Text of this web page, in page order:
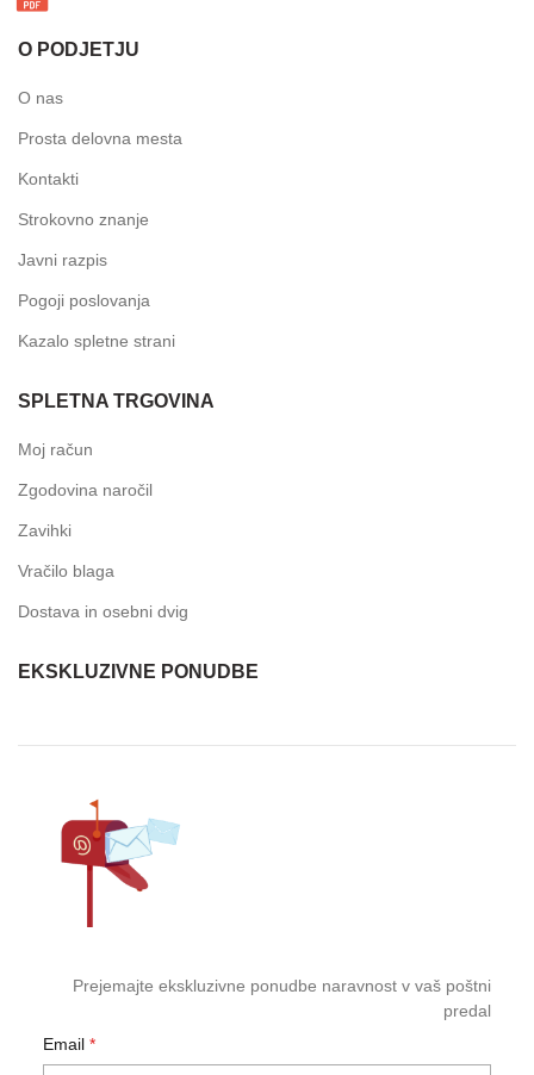
O PODJETJU
O nas
Prosta delovna mesta
Kontakti
Strokovno znanje
Javni razpis
Pogoji poslovanja
Kazalo spletne strani
SPLETNA TRGOVINA
Moj račun
Zgodovina naročil
Zavihki
Vračilo blaga
Dostava in osebni dvig
EKSKLUZIVNE PONUDBE
Prejemajte ekskluzivne ponudbe naravnost v vaš poštni
predal
Email